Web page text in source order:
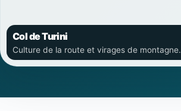
Col de Turini
Culture de la route et virages de montagne.